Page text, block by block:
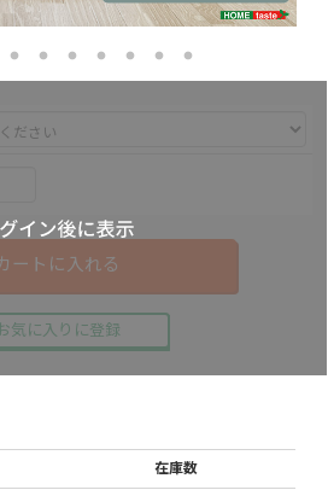
ートに入れる
気に入りに登録
在庫数